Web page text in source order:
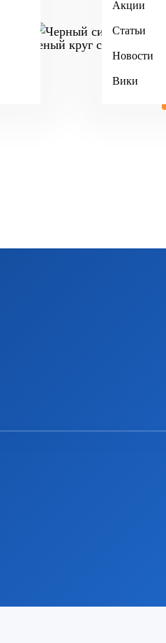
Акции
Статьи
Новости
Вики